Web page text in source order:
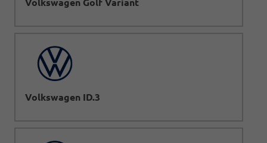
Volkswagen Golf Variant
Volkswagen ID.3